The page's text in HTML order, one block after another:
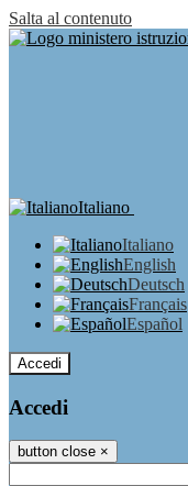
Salta al contenuto
Italiano
Italiano
English
Deutsch
Français
Español
Accedi
Accedi
button close ×